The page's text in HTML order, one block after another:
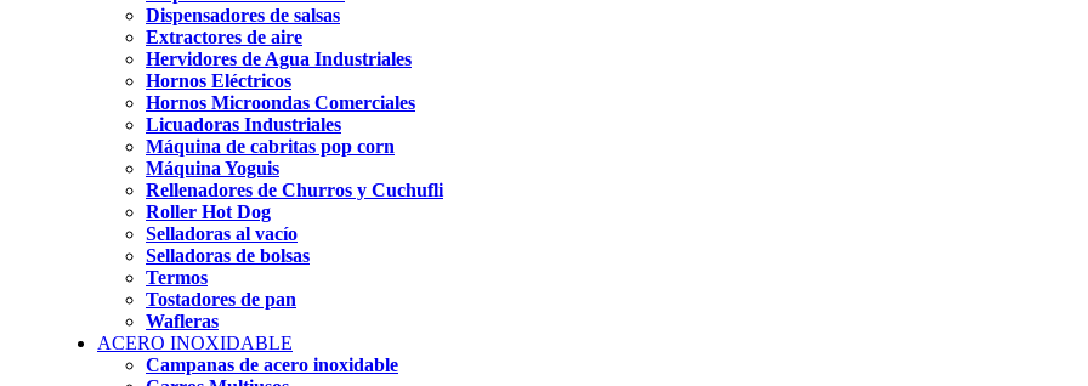
Dispensadores de salsas
Extractores de aire
Hervidores de Agua Industriales
Hornos Eléctricos
Hornos Microondas Comerciales
Licuadoras Industriales
Máquina de cabritas pop corn
Máquina Yoguis
Rellenadores de Churros y Cuchufli
Roller Hot Dog
Selladoras al vacío
Selladoras de bolsas
Termos
Tostadores de pan
Wafleras
ACERO INOXIDABLE
Campanas de acero inoxidable